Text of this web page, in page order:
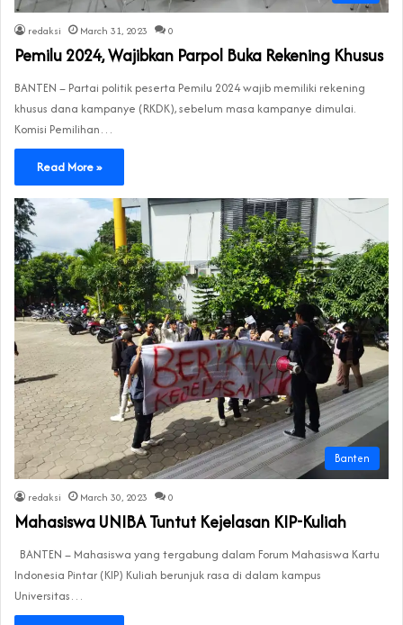
redaksi March 31, 2023 0
Pemilu 2024, Wajibkan Parpol Buka Rekening Khusus
BANTEN – Partai politik peserta Pemilu 2024 wajib memiliki rekening
khusus dana kampanye (RKDK), sebelum masa kampanye dimulai.
Komisi Pemilihan…
Read More »
Banten
redaksi March 30, 2023 0
Mahasiswa UNIBA Tuntut Kejelasan KIP-Kuliah
BANTEN – Mahasiswa yang tergabung dalam Forum Mahasiswa Kartu
Indonesia Pintar (KIP) Kuliah berunjuk rasa di dalam kampus
Universitas…